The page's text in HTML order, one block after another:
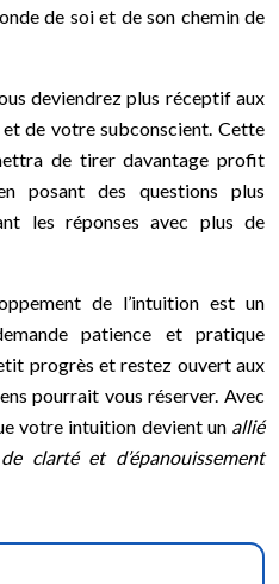
de soi et de son chemin de
deviendrez plus réceptif aux
et de votre subconscient. Cette
de tirer davantage profit
posant des questions plus
les réponses avec plus de
de l’intuition est un
patience et pratique
progrès et restez ouvert aux
pourrait vous réserver. Avec
votre intuition devient un allié
clarté et d’épanouissement